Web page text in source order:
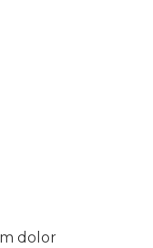
dolor